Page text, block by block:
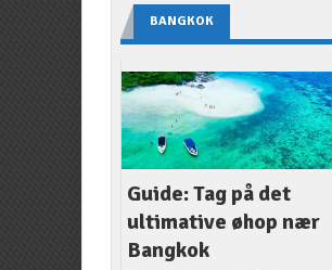
BANGKOK
Guide: Tag på det
ultimative øhop nær
Bangkok